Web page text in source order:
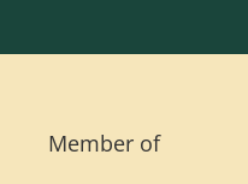
Layanan
Member of